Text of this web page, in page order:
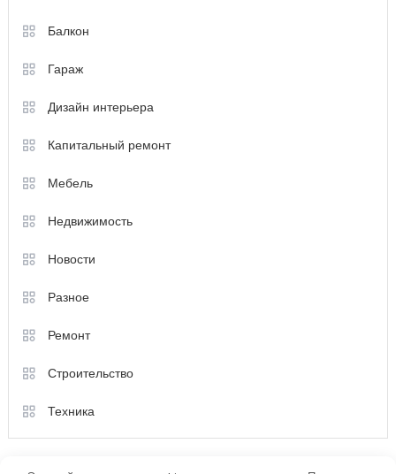
Балкон
Гараж
Дизайн интерьера
Капитальный ремонт
Мебель
Недвижимость
Новости
Разное
Ремонт
Строительство
Техника